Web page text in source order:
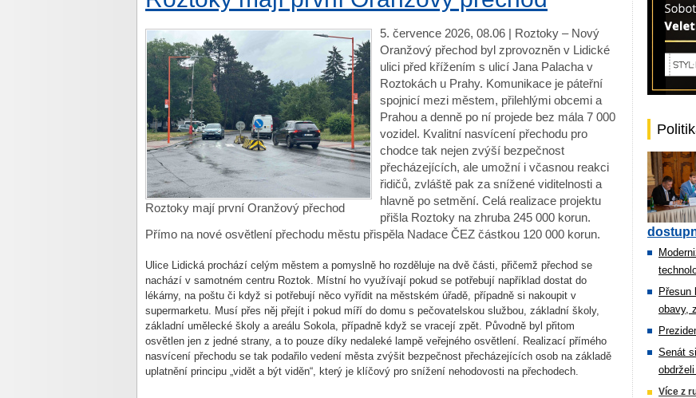
Roztoky mají první Oranžový přechod
5. července 2026, 08.06 | Roztoky – Nový
Oranžový přechod byl zprovozněn v Lidické
ulici před křížením s ulicí Jana Palacha v
Roztokách u Prahy. Komunikace je páteřní
spojnicí mezi městem, přilehlými obcemi a
Prahou a denně po ní projede bez mála 7 000
vozidel. Kvalitní nasvícení přechodu pro
chodce tak nejen zvýší bezpečnost
přecházejících, ale umožní i včasnou reakci
řidičů, zvláště pak za snížené viditelnosti a
hlavně po setmění. Celá realizace projektu
přišla Roztoky na zhruba 245 000 korun.
Přímo na nové osvětlení přechodu městu přispěla Nadace ČEZ částkou 120 000 korun.
Ulice Lidická prochází celým městem a pomyslně ho rozděluje na dvě části, přičemž přechod se
nachází v samotném centru Roztok. Místní ho využívají pokud se potřebují například dostat do
lékárny, na poštu či když si potřebují něco vyřídit na městském úřadě, případně si nakoupit v
supermarketu. Musí přes něj přejít i pokud míří do domu s pečovatelskou službou, základní školy,
základní umělecké školy a areálu Sokola, případně když se vracejí zpět. Původně byl přitom
osvětlen jen z jedné strany, a to pouze díky nedaleké lampě veřejného osvětlení. Realizací přímého
nasvícení přechodu se tak podařilo vedení města zvýšit bezpečnost přecházejících osob na základě
uplatnění principu „vidět a být viděn“, který je klíčový pro snížení nehodovosti na přechodech.
Přesun
obavy,
Senát
Více z